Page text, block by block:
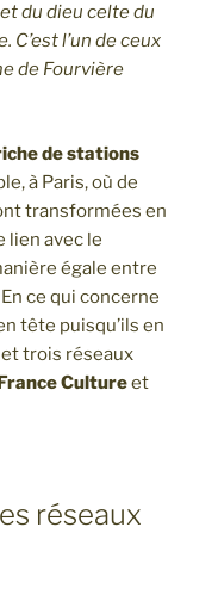
du dieu celte du
l’un de ceux
de Fourvière
de stations
à Paris, où de
transformées en
lien avec le
égale entre
ce qui concerne
tête puisqu’ils en
trois réseaux
Cultureet
réseaux